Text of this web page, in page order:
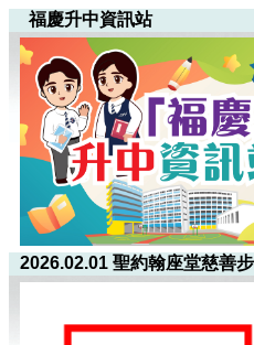
福慶升中資訊站
2026.02.01 聖約翰座堂慈善